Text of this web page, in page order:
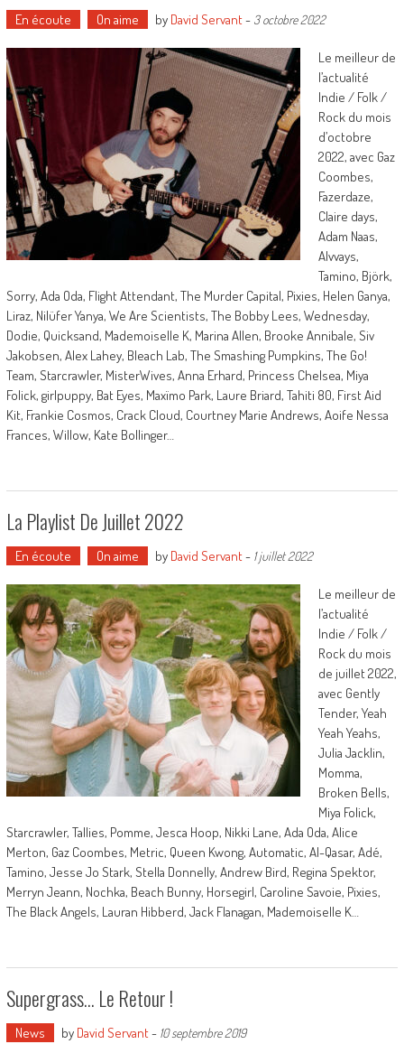
En écoute On aime by David Servant- 3 octobre 2022
Le meilleur de
l’actualité
Indie / Folk /
Rock du mois
d’octobre
2022, avec Gaz
Coombes,
Fazerdaze,
Claire days,
Adam Naas,
Alvvays,
Tamino, Björk,
Sorry, Ada Oda, Flight Attendant, The Murder Capital, Pixies, Helen Ganya,
Liraz, Nilüfer Yanya, We Are Scientists, The Bobby Lees, Wednesday,
Dodie, Quicksand, Mademoiselle K, Marina Allen, Brooke Annibale, Siv
Jakobsen, Alex Lahey, Bleach Lab, The Smashing Pumpkins, The Go!
Team, Starcrawler, MisterWives, Anna Erhard, Princess Chelsea, Miya
Folick, girlpuppy, Bat Eyes, Maxïmo Park, Laure Briard, Tahiti 80, First Aid
Kit, Frankie Cosmos, Crack Cloud, Courtney Marie Andrews, Aoife Nessa
Frances, Willow, Kate Bollinger…
La Playlist De Juillet 2022
En écoute On aime by David Servant- 1 juillet 2022
Le meilleur de
l’actualité
Indie / Folk /
Rock du mois
de juillet 2022,
avec Gently
Tender, Yeah
Yeah Yeahs,
Julia Jacklin,
Momma,
Broken Bells,
Miya Folick,
Starcrawler, Tallies, Pomme, Jesca Hoop, Nikki Lane, Ada Oda, Alice
Merton, Gaz Coombes, Metric, Queen Kwong, Automatic, Al-Qasar, Adé,
Tamino, Jesse Jo Stark, Stella Donnelly, Andrew Bird, Regina Spektor,
Merryn Jeann, Nochka, Beach Bunny, Horsegirl, Caroline Savoie, Pixies,
The Black Angels, Lauran Hibberd, Jack Flanagan, Mademoiselle K…
Supergrass… Le Retour !
News by David Servant- 10 septembre 2019